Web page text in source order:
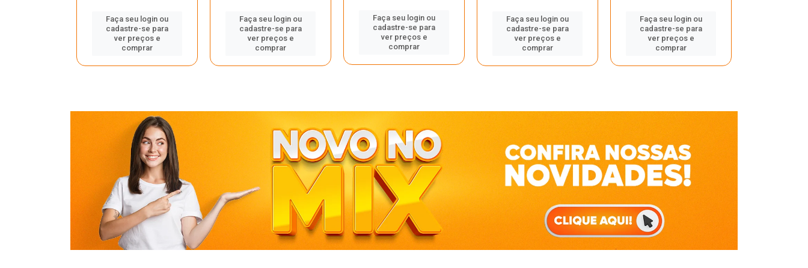
Faça seu login ou
cadastre-se para
ver preços e
comprar
Faça seu login ou
cadastre-se para
ver preços e
comprar
Faça seu login ou
cadastre-se para
ver preços e
comprar
Faça seu login ou
cadastre-se para
ver preços e
comprar
Faça seu login ou
cadastre-se para
ver preços e
comprar